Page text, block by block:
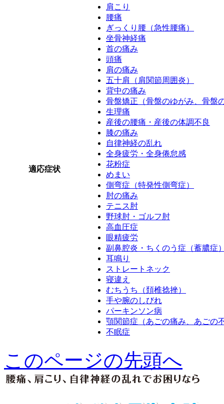
適応症状
肩こり
腰痛
ぎっくり腰（急性腰痛）
坐骨神経痛
首の痛み
頭痛
肩の痛み
五十肩（肩関節周囲炎）
背中の痛み
骨盤矯正（骨盤のゆがみ、骨盤
生理痛
産後の腰痛・産後の体調不良
膝の痛み
自律神経の乱れ
全身疲労・全身倦怠感
花粉症
めまい
側弯症（特発性側弯症）
肘の痛み
テニス肘
野球肘・ゴルフ肘
高血圧症
眼精疲労
副鼻腔炎・ちくのう症（蓄膿症
耳鳴り
ストレートネック
寝違え
むちうち（頚椎捻挫）
手や腕のしびれ
パーキンソン病
顎関節症（あごの痛み、あごの
不眠症
このページの先頭へ